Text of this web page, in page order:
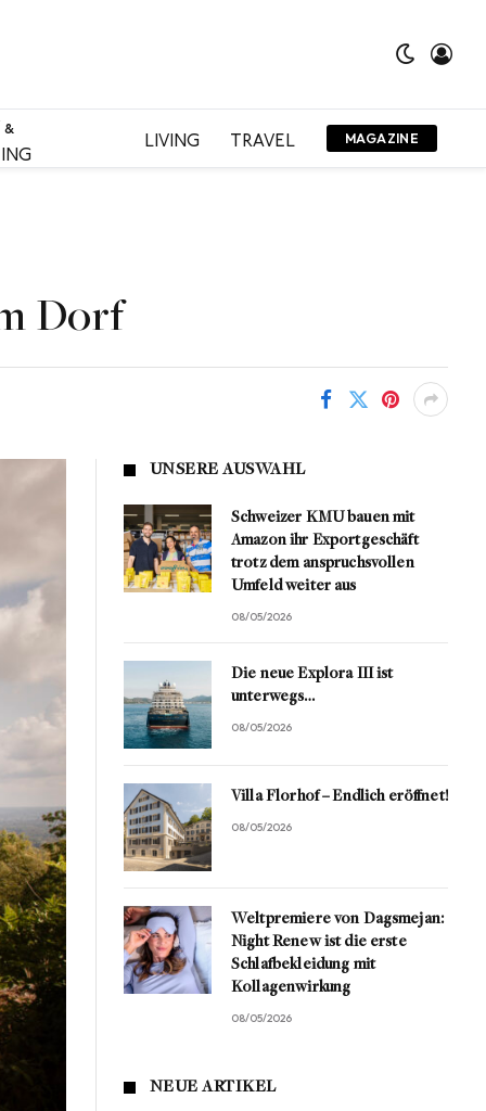
&
LIVING TRAVEL MAGAZINE
Dorf
UNSERE AUSWAHL
Schweizer KMU bauen mit
Amazon ihr Exportgeschäft
trotz dem anspruchsvollen
Umfeld weiter aus
08/05/2026
Die neue Explora III ist
unterwegs…
08/05/2026
Villa Florhof – Endlich eröffnet!
08/05/2026
Weltpremiere von Dagsmejan:
Night Renew ist die erste
Schlafbekleidung mit
Kollagenwirkung
08/05/2026
NEUE ARTIKEL